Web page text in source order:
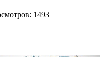
1493